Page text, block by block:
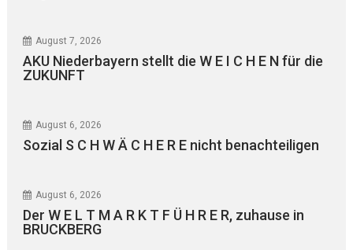
August 7, 2026
AKU Niederbayern stellt die W E I C H E N für die
ZUKUNFT
August 6, 2026
Sozial S C H W Ä C H E R E nicht benachteiligen
August 6, 2026
Der W E L T M A R K T F Ü H R E R, zuhause in
BRUCKBERG